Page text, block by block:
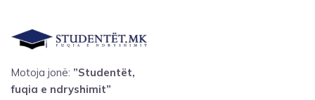
Motoja jonë: ”Studentët,
fuqia e ndryshimit”